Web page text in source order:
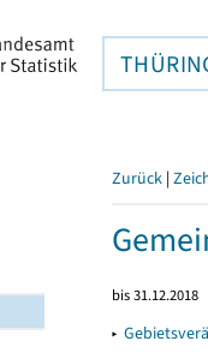
Zurück |
bis 31.12.2018
▸